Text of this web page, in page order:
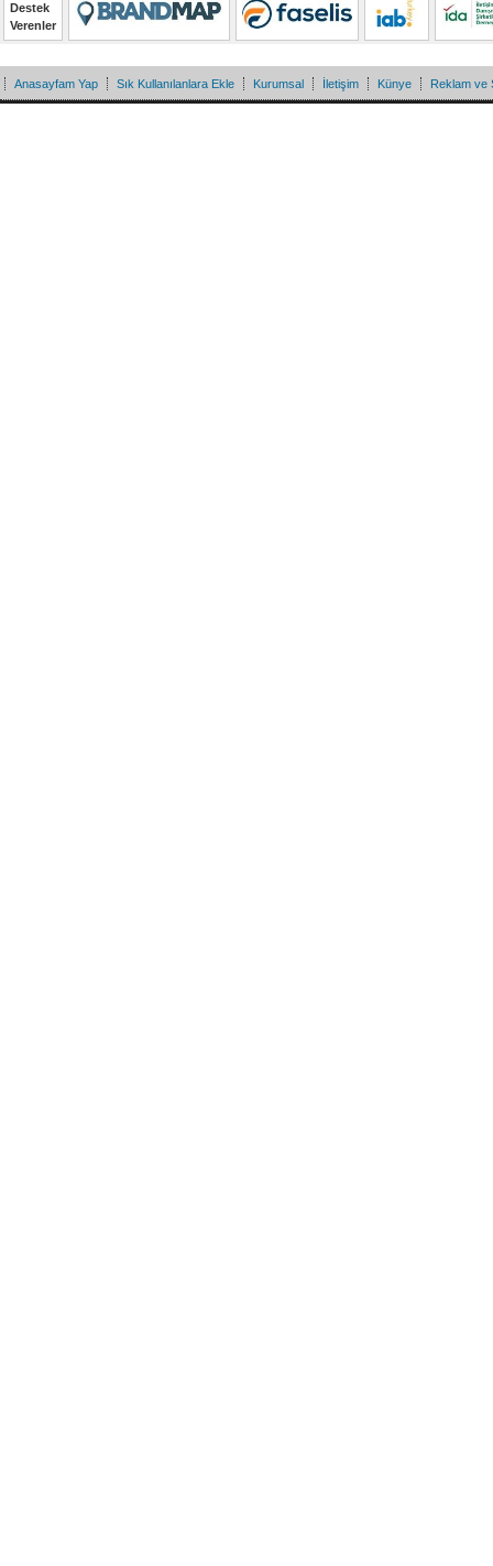
Destek
Verenler
Anasayfam Yap Sık Kullanılanlara Ekle Kurumsal İletişim Künye Reklam ve